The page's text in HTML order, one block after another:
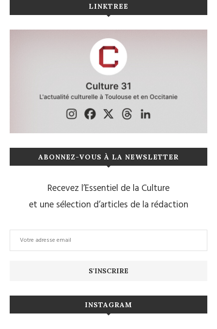
LINKTREE
ABONNEZ-VOUS À LA NEWSLETTER
Recevez l’Essentiel de la Culture
et une sélection d’articles de la rédaction
INSTAGRAM